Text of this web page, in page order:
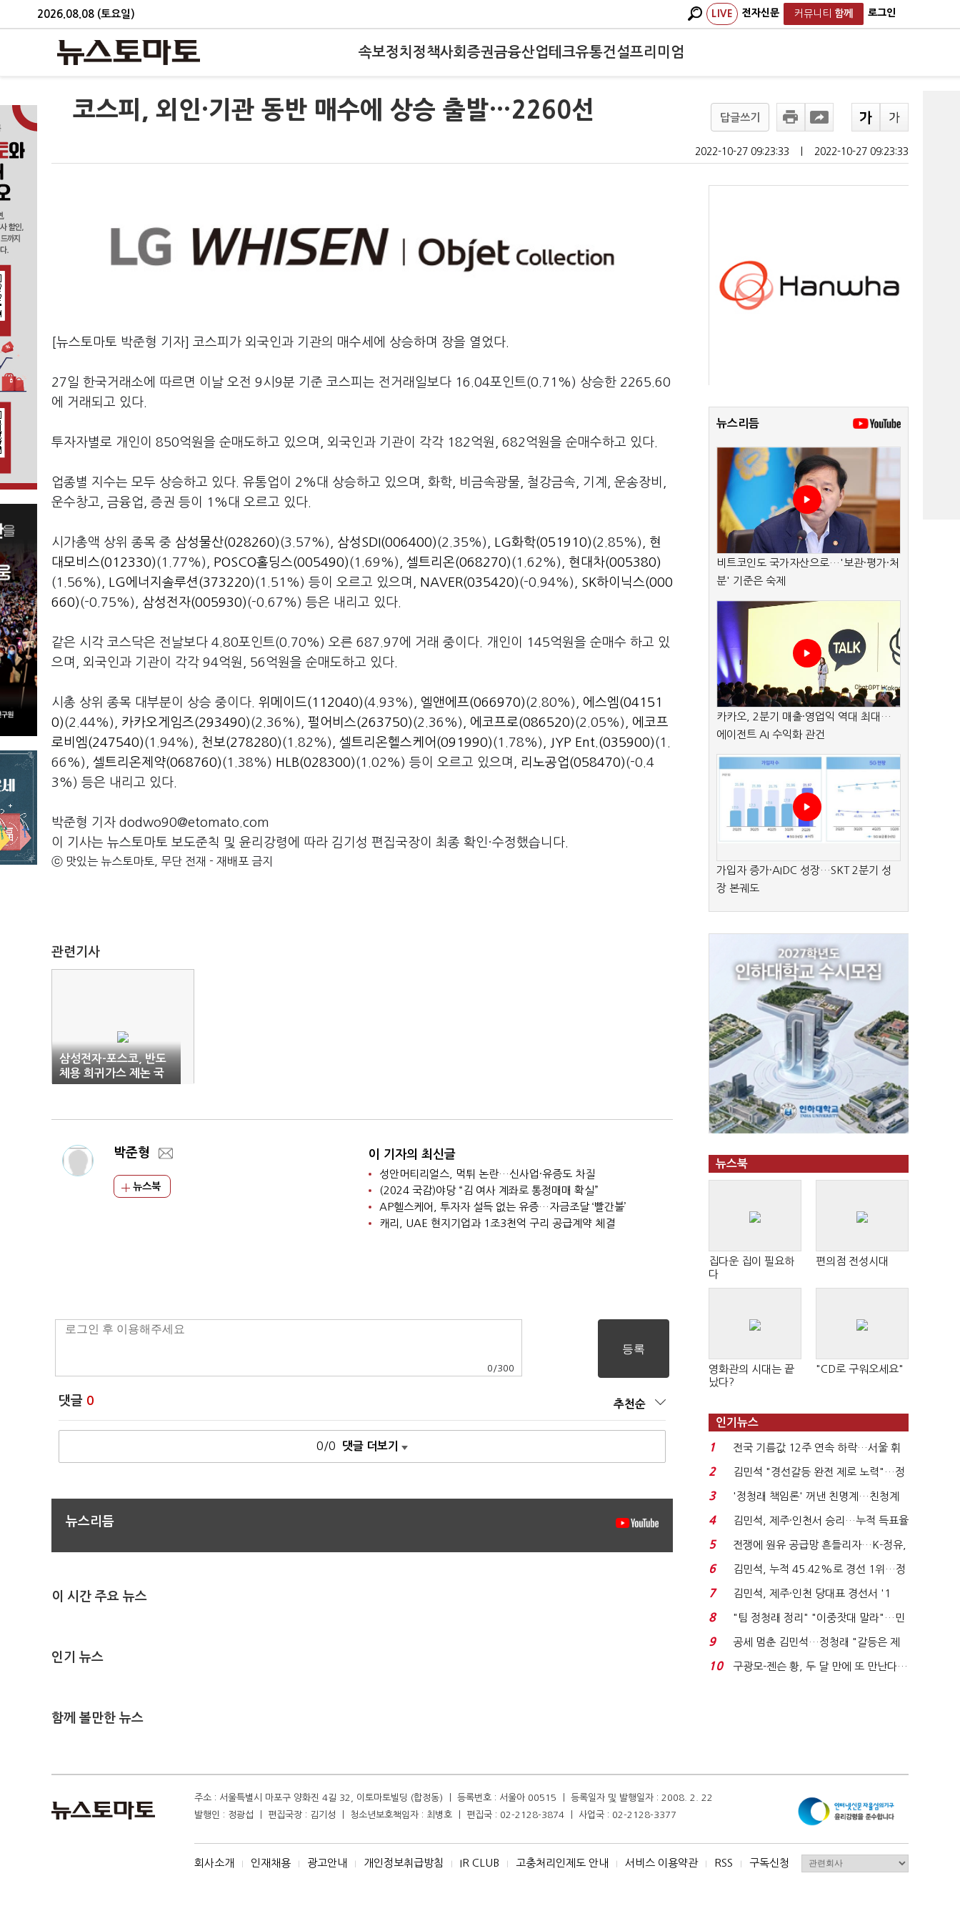
2026.08.08 (토요일) LIVE 전자신문 커뮤니티 함께 로그인
속보정치 정책사회 증권금융산업테크유통건설프리미엄
코스피, 외인·기관 동반 매수에 상승 출발…2260선 답글쓰기
2022-10-27 09:23:33 2022-10-27 09:23:33
[뉴스토마토 박준형 기자] 코스피가 외국인과 기관의 매수세에 상승하며 장을 열었다.
27일 한국거래소에 따르면 이날 오전 9시9분 기준 코스피는 전거래일보다 16.04포인트(0.71%) 상승한 2265.60
에 거래되고 있다.
투자자별로 개인이 850억원을 순매도하고 있으며, 외국인과 기관이 각각 182억원, 682억원을 순매수하고 있다.
업종별 지수는 모두 상승하고 있다. 유통업이 2%대 상승하고 있으며, 화학, 비금속광물, 철강금속, 기계, 운송장비,
운수창고, 금융업, 증권 등이 1%대 오르고 있다.
시가총액 상위 종목 중 삼성물산(028260)(3.57%), 삼성SDI(006400)(2.35%), LG화학(051910)(2.85%), 현
대모비스(012330)(1.77%), POSCO홀딩스(005490)(1.69%), 셀트리온(068270)(1.62%), 현대차(005380)
(1.56%),
LG에너지솔루션(373220)(1.51%) 등이 오르고 있으며, NAVER(035420)(-0.94%), SK하이닉스(000
660)(-0.75%), 삼성전자(005930)(-0.67%) 등은 내리고 있다.
같은 시각 코스닥은 전날보다 4.80포인트(0.70%) 오른 687.97에 거래 중이다. 개인이 145억원을 순매수 하고 있
으며, 외국인과 기관이 각각 94억원, 56억원을 순매도하고 있다.
시총 상위 종목 대부분이 상승 중이다. 위메이드(112040)(4.93%), 엘앤에프(066970)(2.80%), 에스엠(04151
0)(2.44%), 카카오게임즈(293490)(2.36%), 펄어비스(263750)(2.36%), 에코프로(086520)(2.05%), 에코프
로비엠(247540)(1.94%), 천보(278280)(1.82%), 셀트리온헬스케어(091990)(1.78%), JYP Ent.(035900)(1.
66%), 셀트리온제약(068760)(1.38%) HLB(028300)(1.02%) 등이 오르고 있으며, 리노공업(058470)(-0.4
3%) 등은 내리고 있다.
박준형 기자 dodwo90@etomato.com
이 기사는 뉴스토마토 보도준칙 및 윤리강령에 따라 김기성 편집국장이 최종 확인·수정했습니다.
ⓒ 맛있는 뉴스토마토, 무단 전재 - 재배포 금지
관련기사
삼성전자-포스코, 반도
체용 희귀가스 제논 국
산화 협력
박준형
뉴스북
이 기자의 최신글
성안머티리얼스, 먹튀 논란…신사업·유증도 차질
(2024 국감)야당 “김 여사 계좌로 통정매매 확실”
AP헬스케어, 투자자 설득 없는 유증…자금조달 ‘빨간불’
캐리, UAE 현지기업과 1조3천억 구리 공급계약 체결
0 /300
댓글 0 추천순
0/0 댓글 더보기
뉴스리듬
이 시간 주요 뉴스
인기 뉴스
함께 볼만한 뉴스
뉴스리듬
비트코인도 국가자산으로…'보관·평가·처
분' 기준은 숙제
카카오, 2분기 매출·영업익 역대 최대…
에이전트 AI 수익화 관건
가입자 증가·AIDC 성장…SKT 2분기 성
장 본궤도
뉴스북
집다운 집이 필요하
다
편의점 전성시대
영화관의 시대는 끝
났다?
"CD로 구워오세요"
인기뉴스
1
전국 기름값 12주 연속 하락…서울 휘
발윳값 1909원...
2
김민석 "경선갈등 완전 제로 노력"…정
청래 "반명 공세 사...
3
'정청래 책임론' 꺼낸 친명계…친청계
는 추가투표 때리기...
4
김민석, 제주·인천서 승리…누적 득표율
'1위 탈환'(종합)...
5
전쟁에 원유 공급망 흔들리자…K-정유,
에너지안보 핵심...
6
김민석, 누적 45.42%로 경선 1위…정
청래와 격차 0.86%p(...
7
김민석, 제주·인천 당대표 경선서 '1
위'(1보)...
8
"팀 정청래 정리" "이중잣대 말라"…민
주 최고위원 계파 다...
9
공세 멈춘 김민석…정청래 "갈등은 제
가 수습"
10
구광모-젠슨 황, 두 달 만에 또 만난다…
주소 : 서울특별시 마포구 양화진 4길 32, 이토마토빌딩 (합정동) ㅣ 등록번호 : 서울아 00515 ㅣ 등록일자 및 발행일자 : 2008. 2. 22
발행인 : 정광섭 ㅣ 편집국장 : 김기성 ㅣ 청소년보호책임자 : 최병호 ㅣ 편집국 : 02-2128-3874 ㅣ 사업국 : 02-2128-3377
회사소개 인재채용 광고안내 개인정보취급방침 IR CLUB 고충처리인제도 안내 서비스 이용약관 RSS 구독신청